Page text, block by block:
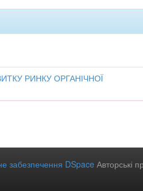
РИНКУ ОРГАНІЧНОЇ
забезпечення DSpace Авторські